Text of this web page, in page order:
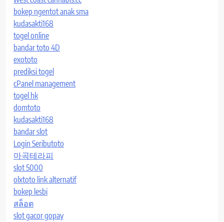
bokep ngentot anak sma
kudasakti168
togel online
bandar toto 4D
exototo
prediksi togel
cPanel management
togel hk
domtoto
kudasakti168
bandar slot
Login Seributoto
마곡테라피
slot 5000
olxtoto link alternatif
bokep lesbi
สล็อต
slot gacor gopay